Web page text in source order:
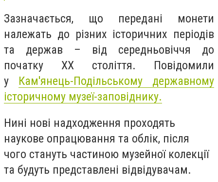
Зазначається, що передані монети
належать до різних історичних періодів
та держав – від середньовіччя до
початку ХХ століття. Повідомили
у Кам'янець-Подільському державному
історичному музеї-заповіднику.
Нині нові надходження проходять
наукове опрацювання та облік, після
чого стануть частиною музейної колекції
та будуть представлені відвідувачам.